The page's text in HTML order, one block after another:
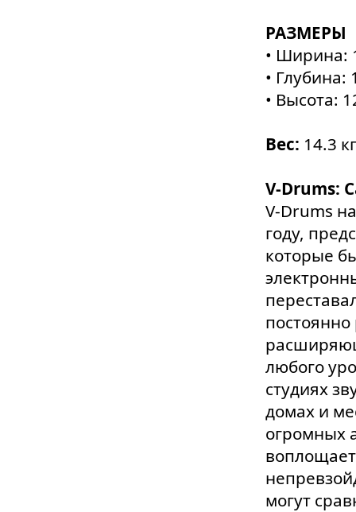
РАЗМЕРЫ
• Ширина:
• Глубина:
• Высота:
Вес: 14.3 кг
V-Drums:
V-Drums
году,
которые
любого
студиях
домах и
огромных
могут